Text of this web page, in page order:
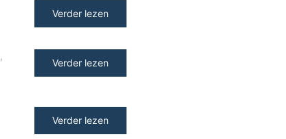
Verder lezen
,
Verder lezen
Verder lezen